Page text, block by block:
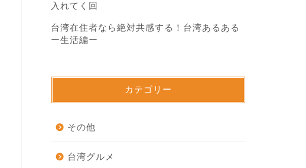
入れてく回
台湾在住者なら絶対共感する！台湾あるある
ー生活編ー
カテゴリー
その他
台湾グルメ